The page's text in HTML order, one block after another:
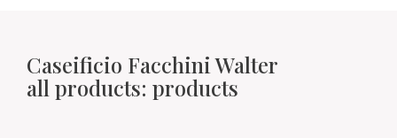
Caseificio Facchini Walter
all products: products